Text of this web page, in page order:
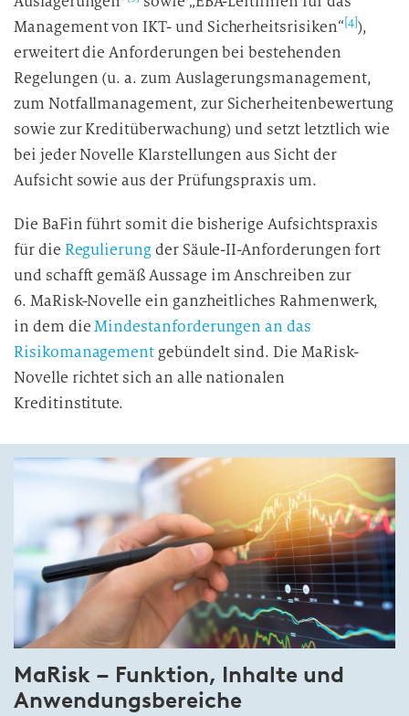
Management von IKT- und Sicherheitsrisiken“ [4]),
erweitert die Anforderungen bei bestehenden
Regelungen (u. a. zum Auslagerungsmanagement,
zum Notfallmanagement, zur Sicherheitenbewertung
sowie zur Kreditüberwachung) und setzt letztlich wie
bei jeder Novelle Klarstellungen aus Sicht der
Aufsicht sowie aus der Prüfungspraxis um.
Die BaFin führt somit die bisherige Aufsichtspraxis
für die Regulierungder Säule-II-Anforderungen fort
und schafft gemäß Aussage im Anschreiben zur
6. MaRisk-Novelle ein ganzheitliches Rahmenwerk,
in dem dieMindestanforderungen an das
Risikomanagement gebündelt sind. Die MaRisk-
Novelle richtet sich an alle nationalen
Kreditinstitute.
MaRisk – Funktion, Inhalte und
Anwendungsbereiche